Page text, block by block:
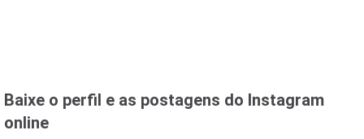
Baixe o perfil e as postagens do Instagram
online